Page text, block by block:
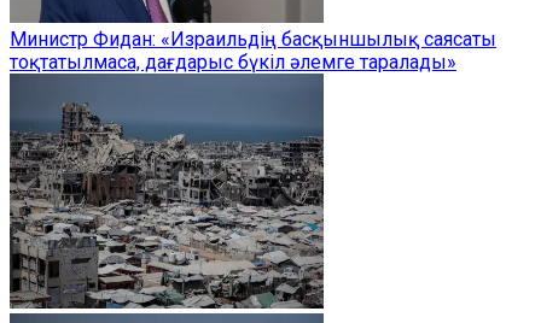
Министр Фидан: «Израильдің басқыншылық саясаты
тоқтатылмаса, дағдарыс бүкіл әлемге таралады»